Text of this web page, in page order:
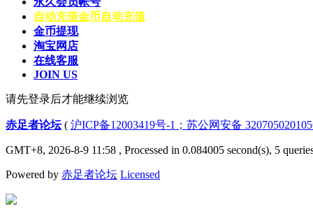
自动充值金币自动充值
金币提现
淘宝网店
在线客服
JOIN US
请先登录后才能继续浏览
赤足者论坛( 沪ICP备12003419号-1；苏公网安备
GMT+8, 2026-8-9 11:58 , Processed in 0.084005 second(s), 5
Powered by 赤足者论坛 Licensed